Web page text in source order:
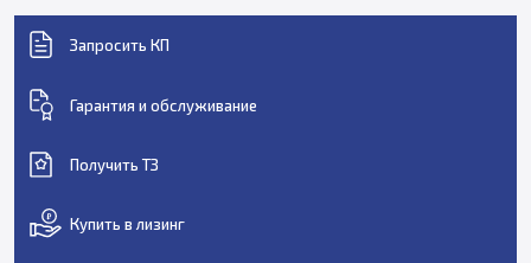
Запросить КП
Гарантия и обслуживание
Получить ТЗ
Купить в лизинг